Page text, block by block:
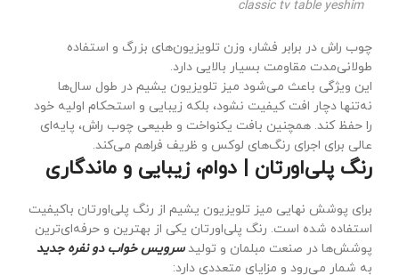
classic tv table yeshim
چوب راش در برابر فشار، وزن تلویزیون‌های بزرگ و استفاده
طولانی‌مدت مقاومت بسیار بالایی دارد.
این ویژگی باعث می‌شود میز تلویزیون یشیم در طول سال‌ها
نه‌تنها دچار افت کیفیت نشود، بلکه زیبایی و استحکام اولیه خود
را حفظ کند. همچنین بافت یکنواخت و طبیعی چوب راش، پایه‌ای
عالی برای اجرای رنگ‌های لوکس و ظریف فراهم می‌کند.
رنگ پلی‌اورتان | دوام، زیبایی و ماندگاری
برای پوشش نهایی میز تلویزیون یشیم از رنگ پلی‌اورتان باکیفیت
استفاده شده است. رنگ پلی‌اورتان یکی از بهترین و حرفه‌ای‌ترین
پوشش‌ها در صنعت مبلمان و تولیدسرویس خواب دو نفره جدید
به شمار می‌رود و مزایای متعددی دارد: